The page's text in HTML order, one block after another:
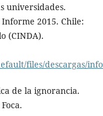
universidades.
2015. Chile:
(CINDA).
files/descargas/
de la ignorancia.